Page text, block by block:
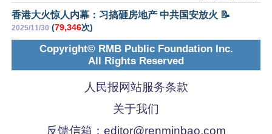
香港大火惊人内幕：习搞砸房地产 中共国安放火 📝
2025/11/30 (79,346次)
Copyright© RMB Public Foundation Inc.
All Rights Reserved
人民报网站服务条款
关于我们
反馈信箱： editor@renminbao.com